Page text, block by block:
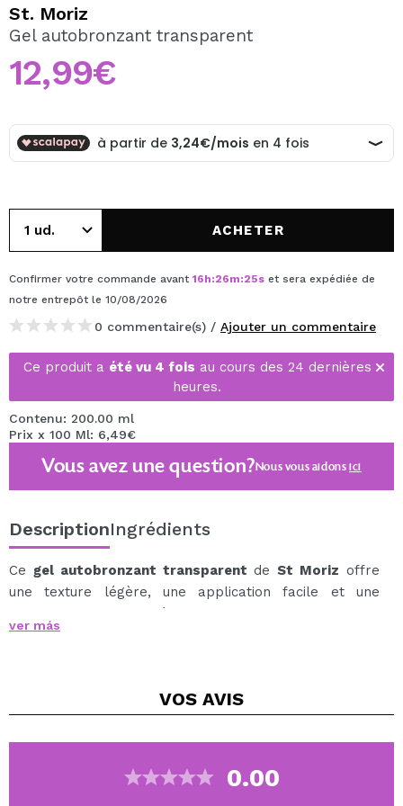
En créant un compte sur Maquibeauty.fr vous pourrez
effectuer vos achats rapidement, vérifier l'état de vos
commandes et consulter vos opérations précédentes.
CRÉER UN COMPTE
St. Moriz
Gel autobronzant transparent
12,99€
ACHETER
Confirmer votre commande avant 16h:26m:25s et sera expédiée de
notre entrepôt le 10/08/2026
0 commentaire(s) / Ajouter un commentaire
Ce produit a été vu 4 fois au cours des 24 dernières
heures.
Contenu: 200.00 ml
Prix x 100 Ml: 6,49€
Vous avez une question?Nous vous aidonsici
DescriptionIngrédients
Ce gel autobronzant transparent deSt Moriz offre
une texture légère, une application facile et une
absorption rapide, idéal pour obtenir un bronzage
uniforme et naturel sans complications.
peau ni les vêtements. Une fois appliquée et sèche,
se développant progressivement tout au long de la
Idéal pour ceux qui recherchent un résultat pratique et
ver más
VOS AVIS
0.00